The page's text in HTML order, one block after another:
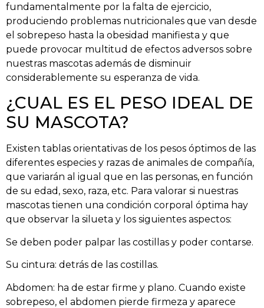
fundamentalmente por la falta de ejercicio,
produciendo problemas nutricionales que van desde
el sobrepeso hasta la obesidad manifiesta y que
puede provocar multitud de efectos adversos sobre
nuestras mascotas además de disminuir
considerablemente su esperanza de vida.
¿CUAL ES EL PESO IDEAL DE
SU MASCOTA?
Existen tablas orientativas de los pesos óptimos de las
diferentes especies y razas de animales de compañía,
que variarán al igual que en las personas, en función
de su edad, sexo, raza, etc. Para valorar si nuestras
mascotas tienen una condición corporal óptima hay
que observar la silueta y los siguientes aspectos:
Se deben poder palpar las costillas y poder contarse.
Su cintura: detrás de las costillas.
Abdomen: ha de estar firme y plano. Cuando existe
sobrepeso, el abdomen pierde firmeza y aparece